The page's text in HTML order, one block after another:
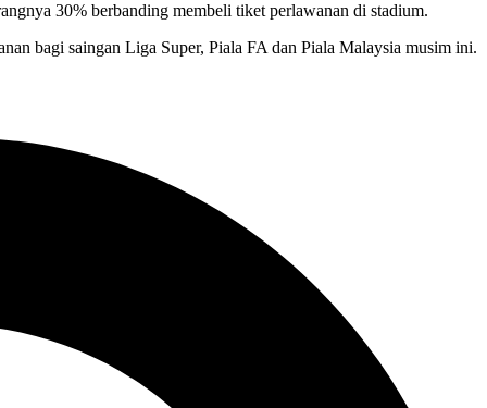
30% berbanding membeli tiket perlawanan di stadium.
bagi saingan Liga Super, Piala FA dan Piala Malaysia musim ini.